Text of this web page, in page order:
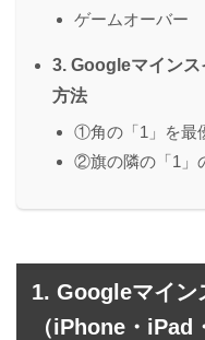
ゲームオーバー
3. Googleマイン
方法
①角の「1」を最
②旗の隣の「1」
1. Googleマイン
（iPhone・iPad